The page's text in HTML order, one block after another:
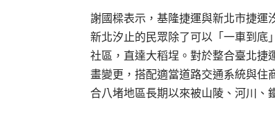
謝國樑表示，基隆捷運與新北市捷
新北汐止的民眾除了可以「一車到底
社區，直達大稻埕。對於整合臺北捷
畫變更，搭配適當道路交通系統與住
合八堵地區長期以來被山陵、河川、